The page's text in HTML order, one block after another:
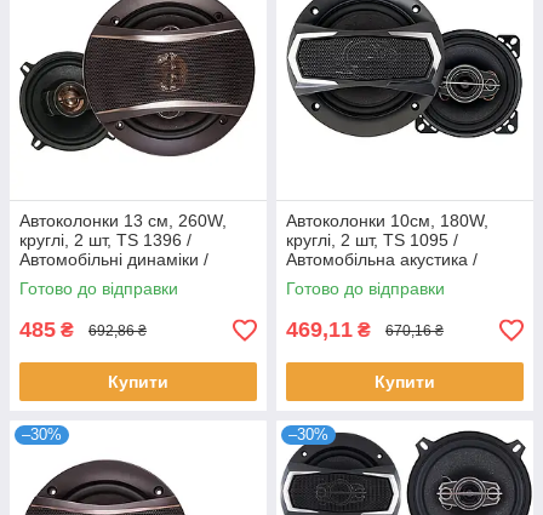
Автоколонки 13 см, 260W,
круглі, 2 шт, TS 1396 /
Автомобільні динаміки /
Автоакустика / Автомобільні
колонки / Динаміки для авто
Готово до відправки
485 ₴ 692,86 ₴
Купити
Автоколонки 10см, 180W,
круглі, 2 шт, TS 1095 /
Автомобільна акустика /
Автомобільні динаміки /
Колонки для авто /
Готово до відправки
469,11 ₴ 670,16 ₴
Купити
–30% –30%